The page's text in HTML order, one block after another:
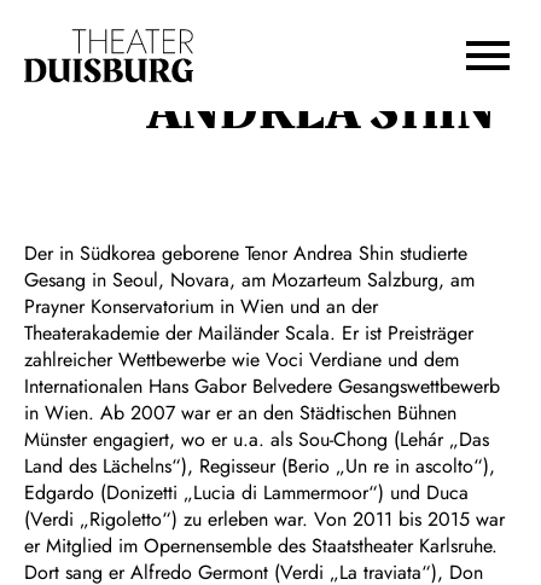
Zur Hauptnavigation springen
Zum Footer springenANDREA SHIN
Der in Südkorea geborene Tenor Andrea Shin studierte
Gesang in Seoul, Novara, am Mozarteum Salzburg, am
Prayner Konservatorium in Wien und an der
Theaterakademie der Mailänder Scala. Er ist Preisträger
zahlreicher Wettbewerbe wie Voci Verdiane und dem
Internationalen Hans Gabor Belvedere Gesangswettbewerb
in Wien. Ab 2007 war er an den Städtischen Bühnen
Münster engagiert, wo er u.a. als Sou-Chong (Lehár „Das
Land des Lächelns“), Regisseur (Berio „Un re in ascolto“),
Edgardo (Donizetti „Lucia di Lammermoor“) und Duca
(Verdi „Rigoletto“) zu erleben war. Von 2011 bis 2015 war
er Mitglied im Opernensemble des Staatstheater Karlsruhe.
Dort sang er Alfredo Germont (Verdi „La traviata“), Don